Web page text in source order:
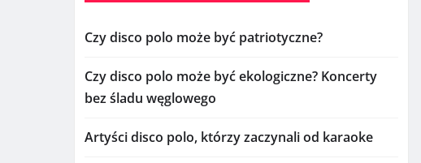
Czy disco polo może być patriotyczne?
Czy disco polo może być ekologiczne? Koncerty
bez śladu węglowego
Artyści disco polo, którzy zaczynali od karaoke